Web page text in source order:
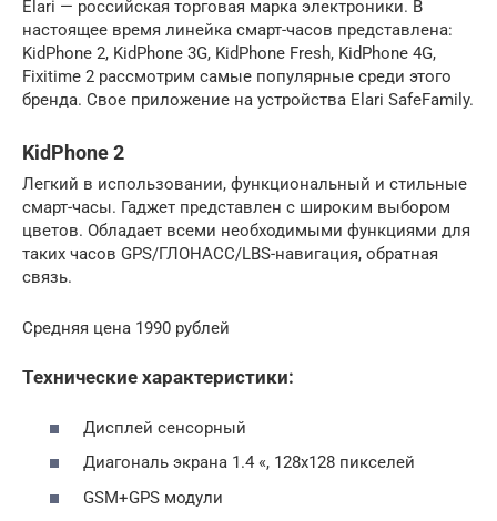
Elari — российская торговая марка электроники. В
настоящее время линейка смарт-часов представлена:
KidPhone 2, KidPhone 3G, KidPhone Fresh, KidPhone 4G,
Fixitime 2 рассмотрим самые популярные среди этого
бренда. Свое приложение на устройства Elari SafeFamily.
KidPhone 2
Легкий в использовании, функциональный и стильные
смарт-часы. Гаджет представлен с широким выбором
цветов. Обладает всеми необходимыми функциями для
таких часов GPS/ГЛОНАСС/LBS-навигация, обратная
связь.
Средняя цена 1990 рублей
Технические характеристики:
Дисплей сенсорный
Диагональ экрана 1.4 «, 128х128 пикселей
GSM+GPS модули